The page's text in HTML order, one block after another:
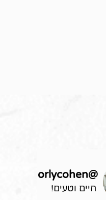
@
orlycohen
חיים וטעים!